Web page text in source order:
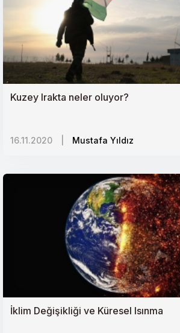
Kuzey Irakta neler oluyor?
16.11.2020 Mustafa Yıldız
İklim Değişikliği ve Küresel Isınma